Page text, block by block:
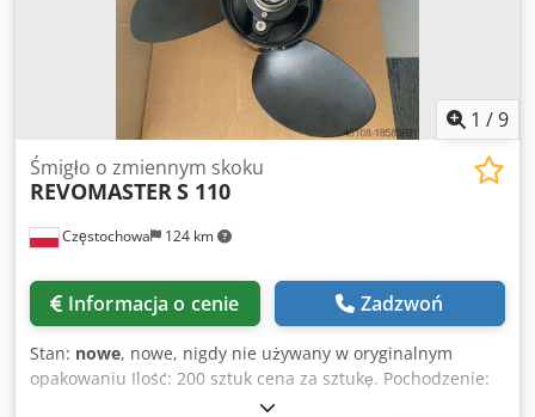
1 /9
Częstochowa 124 km
Śmigło o zmiennym skoku
REVOMASTERS 110
Informacja o cenie Zadzwoń
Stan: nowe, nowe, nigdy nie używany w oryginalnym
opakowaniu Ilość: 200 sztuk cena za sztukę. Pochodzenie:
Szwajcaria Składa się z: 1. Piasta śmigła z 3 wstępnie